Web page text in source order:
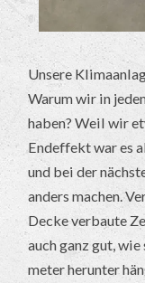
Unsere
Warum wir in
haben? Weil wir
Endeffekt war es
und bei der
anders machen.
Decke verbaute
auch ganz gut,
meter herunter